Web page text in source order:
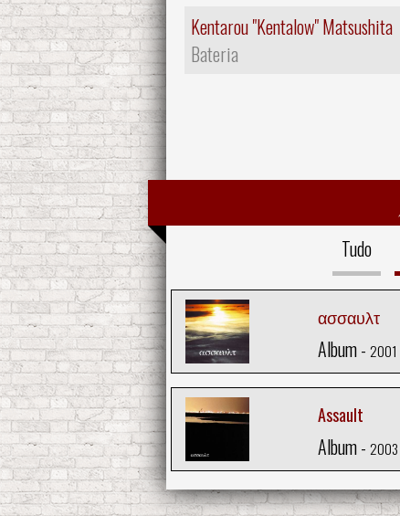
Kentarou "Kentalow" Matsushita
Bateria
Tudo
ασσαυλτ
Album - 2001
Assault
Album - 2003